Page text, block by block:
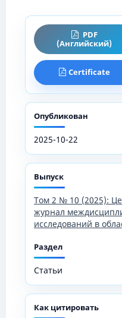
PDF
(Английский)
Certificate
Опубликован
2025-10-22
Выпуск
Том 2 № 10 (2025):
журнал
исследований в
Раздел
Статьи
Как цитировать